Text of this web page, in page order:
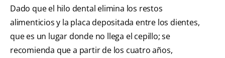
Dado que el hilo dental elimina los restos
alimenticios y la placa depositada entre los dientes,
que es un lugar donde no llega el cepillo; se
recomienda que a partir de los cuatro años,